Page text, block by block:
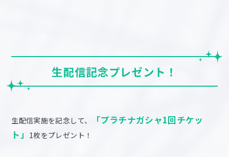
生配信記念プレゼント！
生配信実施を記念して、
「プラチナガシャ1回チケッ
ト」 1枚をプレゼント！